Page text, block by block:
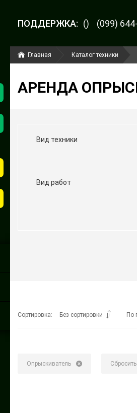
ПОДДЕРЖКА: () (099)
Главная Каталог техники
АРЕНДА
Вид техники
Вид работ
Сортировка: Без сортировки По
Опрыскиватель